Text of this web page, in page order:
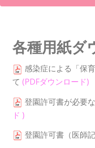
ッ
各種用紙ダ
感染症による「保
て (PDFダウンロード)
登園許可書が必要
ド )
登園許可書（医師記